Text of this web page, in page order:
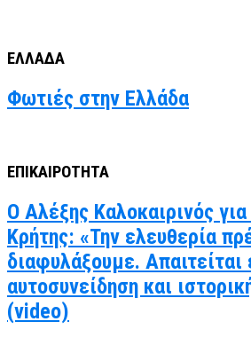
ΕΛΛΑΔΑ
Φωτιές στην Ελλάδα
ΕΠΙΚΑΙΡΟΤΗΤΑ
Ο Αλέξης Καλοκαιρινός
Κρήτης: «Την ελευθερία
διαφυλάξουμε. Απαιτείται
αυτοσυνείδηση και
(video)